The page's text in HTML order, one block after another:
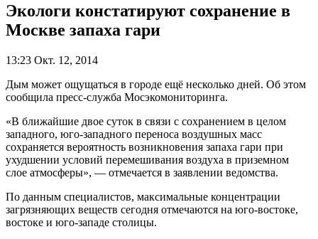
Экологи констатируют сохранение в
Москве запаха гари
13:23 Окт. 12, 2014
Дым может ощущаться в городе ещё несколько дней. Об этом
сообщила пресс-служба Мосэкомониторинга.
«В ближайшие двое суток в связи с сохранением в целом
западного, юго-западного переноса воздушных масс
сохраняется вероятность возникновения запаха гари при
ухудшении условий перемешивания воздуха в приземном
слое атмосферы», — отмечается в заявлении ведомства.
По данным специалистов, максимальные концентрации
загрязняющих веществ сегодня отмечаются на юго-востоке,
востоке и юго-западе столицы.